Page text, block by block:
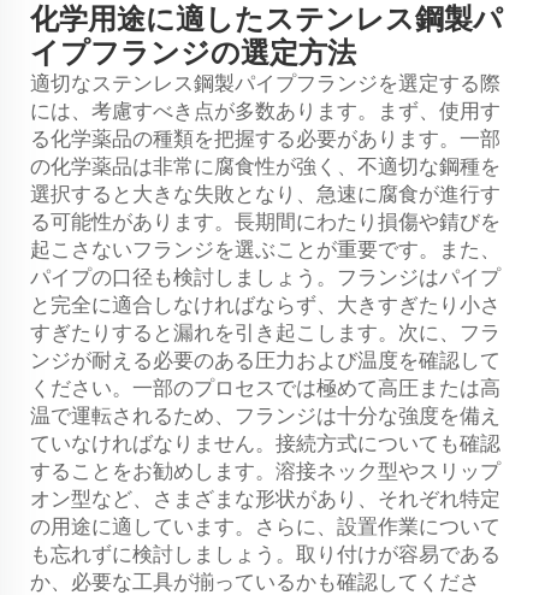
化学用途に適したステンレス鋼製パ
イプフランジの選定方法
適切なステンレス鋼製パイプフランジを選定する際
には、考慮すべき点が多数あります。まず、使用す
る化学薬品の種類を把握する必要があります。一部
の化学薬品は非常に腐食性が強く、不適切な鋼種を
選択すると大きな失敗となり、急速に腐食が進行す
る可能性があります。長期間にわたり損傷や錆びを
起こさないフランジを選ぶことが重要です。また、
パイプの口径も検討しましょう。フランジはパイプ
と完全に適合しなければならず、大きすぎたり小さ
すぎたりすると漏れを引き起こします。次に、フラ
ンジが耐える必要のある圧力および温度を確認して
ください。一部のプロセスでは極めて高圧または高
温で運転されるため、フランジは十分な強度を備え
ていなければなりません。接続方式についても確認
することをお勧めします。溶接ネック型やスリップ
オン型など、さまざまな形状があり、それぞれ特定
の用途に適しています。さらに、設置作業について
も忘れずに検討しましょう。取り付けが容易である
か、必要な工具が揃っているかも確認してくださ